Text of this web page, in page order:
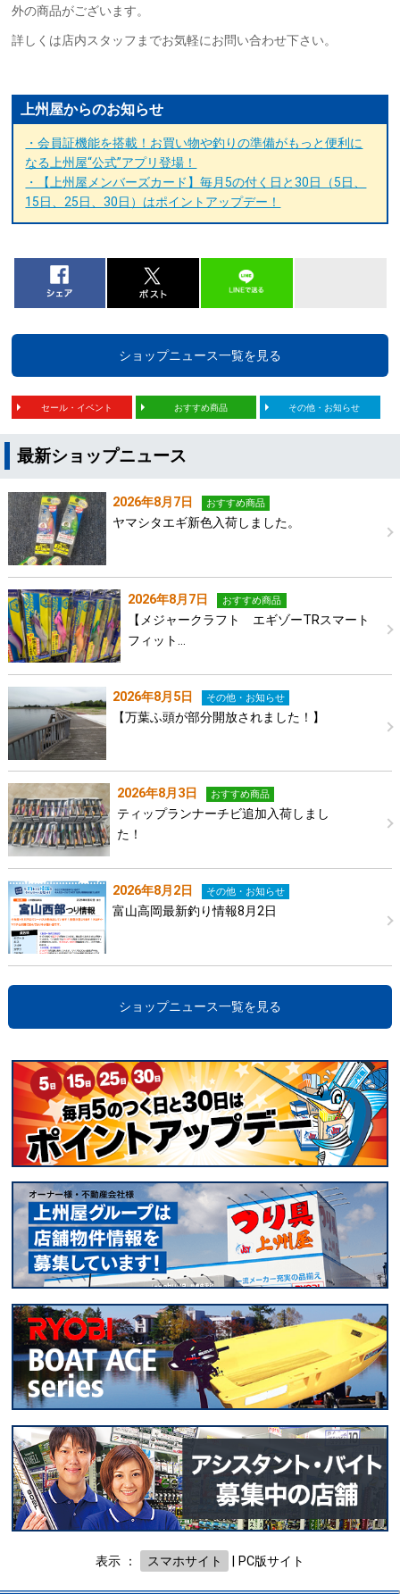
外の商品がございます。
詳しくは店内スタッフまでお気軽にお問い合わせ下さい。
上州屋からのお知らせ
・会員証機能を搭載！お買い物や釣りの準備がもっと便利に
なる上州屋“公式”アプリ登場！
・【上州屋メンバーズカード】毎月5の付く日と30日（5日、
15日、25日、30日）はポイントアップデー！
ショップニュース一覧を見る
セール・イベント おすすめ商品 その他・お知らせ
最新ショップニュース
2026年8月7日 おすすめ商品
ヤマシタエギ新色入荷しました。
2026年8月7日 おすすめ商品
【メジャークラフト エギゾーTRスマート
フィット…
2026年8月5日 その他・お知らせ
【万葉ふ頭が部分開放されました！】
2026年8月3日 おすすめ商品
ティップランナーチビ追加入荷しまし
た！
2026年8月2日 その他・お知らせ
富山高岡最新釣り情報8月2日
ショップニュース一覧を見る
表示 ： スマホサイト PC版サイト